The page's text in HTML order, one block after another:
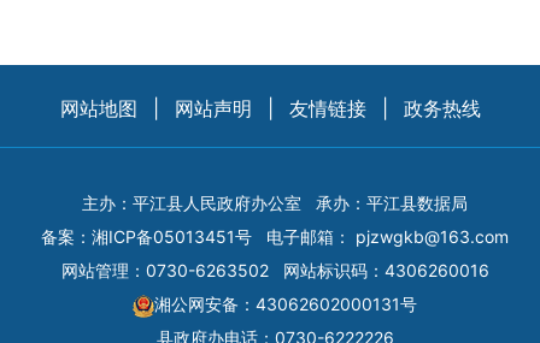
网站地图 网站声明 友情链接 政务热线
主办：平江县人民政府办公室
承办：平江县数据局
备案： 湘ICP备05013451号 电子邮箱： pjzwgkb@163.com
网站管理：0730-6263502
网站标识码：4306260016
湘公网安备：43062602000131号
县政府办电话：0730-6222226